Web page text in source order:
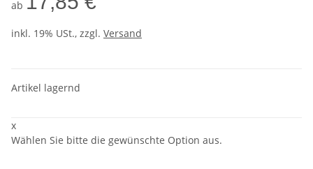
ab
inkl. 19% USt., zzgl. Versand
Artikel lagernd
x
Wählen Sie bitte die gewünschte Option aus.